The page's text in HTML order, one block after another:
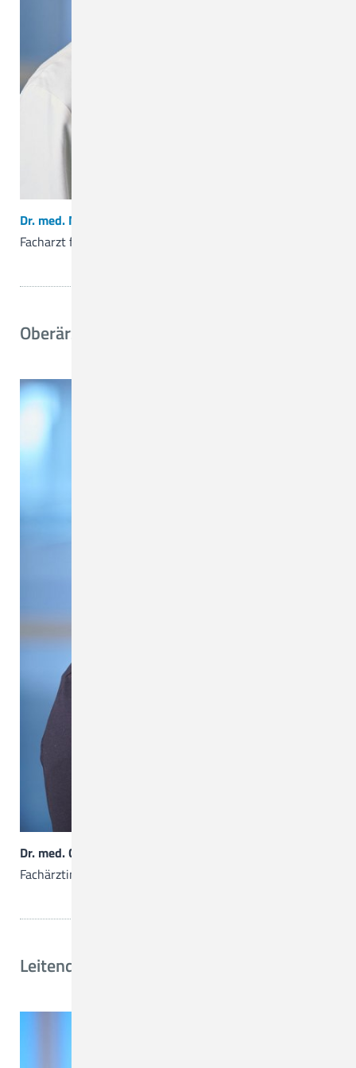
Dr. med. Matthias Kaufold
Facharzt für Psychiatrie, Psychotherapie und Neurologie
Oberärztin
Dr. med. Christine Lichtblau
Fachärztin für Psychiatrie, Psychotherapie und Neurologie
Leitende Psychologin
Funktionsbereiche
Weiterbildungsermächtigungen
MVZ Hasetal Löningen
Ärztliche Ansprechpartner/Zuweisungen